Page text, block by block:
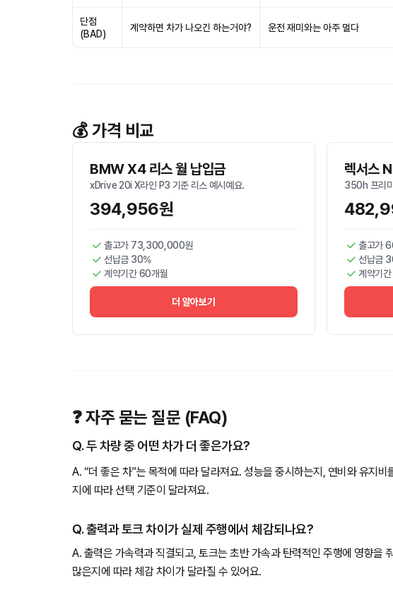
단점
(BAD)
계약하면 차가 나오긴 하는거야? 운전 재미와는 아주 멀다
💰 가격 비교
BMW X4 리스 월 납입금
xDrive 20i X라인 P3 기준 리스 예시예요.
394,956원
출고가 73,300,000원
선납금 30%
계약기간 60개월
더 알아보기
렉서스
350h 프리
출고가
선납금
계약기
❓ 자주 묻는 질문 (FAQ)
Q. 두 차량 중 어떤 차가 더 좋은가요?
A. “더 좋은 차”는 목적에 따라 달라져요. 성능을 중시하는지, 연비와 유지
지에 따라 선택 기준이 달라져요.
Q. 출력과 토크 차이가 실제 주행에서 체감되나요?
A. 출력은 가속력과 직결되고, 토크는 초반 가속과 탄력적인 주행에 영향을
많은지에 따라 체감 차이가 달라질 수 있어요.